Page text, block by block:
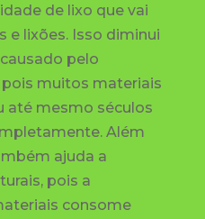
de lixo que vai
e lixões. Isso diminui
pelo
muitos materiais
até mesmo séculos
Além
ajuda a
pois a
consome